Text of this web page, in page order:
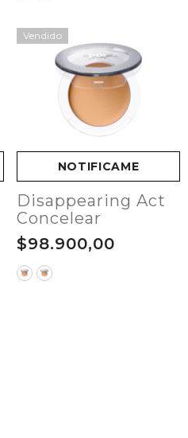
Vendido
NOTIFICAME
Disappearing Act
Concelear
$98.900,00